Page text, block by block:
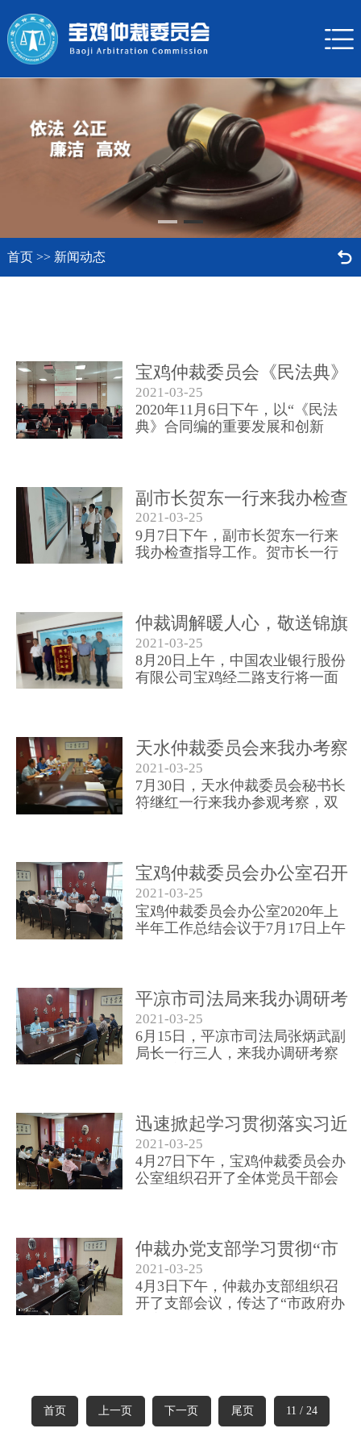

首页>> 新闻动态 
宝鸡仲裁委员会《民法典》
培训仲裁员沙龙活动成功举
办
2021-03-25
2020年11月6日下午，以“《民法
典》合同编的重要发展和创新
学院政法学院副院长、副教授、
宝鸡法学研究与服务中心研究室
主任、本会仲裁员吕晓伟。本会
办公室业...
副市长贺东一行来我办检查
指导工作
2021-03-25
9月7日下午，副市长贺东一行来
我办检查指导工作。贺市长一行
裁办班子关于今年仲裁工作、支
部党建和以案促改工作进展情况
的汇报
仲裁调解暖人心，敬送锦旗
表谢意
2021-03-25
8月20日上午，中国农业银行股份
有限公司宝鸡经二路支行将一面
天水仲裁委员会来我办考察
交流仲裁工作
2021-03-25
7月30日，天水仲裁委员会秘书长
符继红一行来我办参观考察，双
宝鸡仲裁委员会办公室召开
上半年工作总结会议
2021-03-25
宝鸡仲裁委员会办公室2020年上
半年工作总结会议于7月17日上午
平凉市司法局来我办调研考
察仲裁管理相关事项
2021-03-25
6月15日，平凉市司法局张炳武副
局长一行三人，来我办调研考察
泉参加了座谈会。
迅速掀起学习贯彻落实习近
平总书记来陕考察重要讲话
重要...
2021-03-25
4月27日下午，宝鸡仲裁委员会办
公室组织召开了全体党员干部会
央放心、让人民群众满意的模范
机关”创建通知。
仲裁办党支部学习贯彻“市
政府办公室2020年党风廉
政...
2021-03-25
4月3日下午，仲裁办支部组织召
开了支部会议，传达了“市政府办
首页 上一页 下一页 尾页 11 / 24